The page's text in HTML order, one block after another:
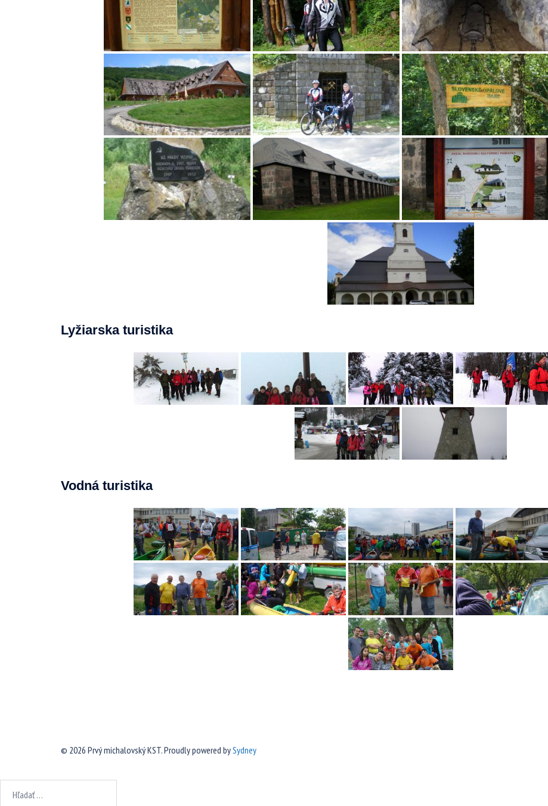
Lyžiarska turistika
Vodná turistika
© 2026 Prvý michalovský KST. Proudly powered bySydney